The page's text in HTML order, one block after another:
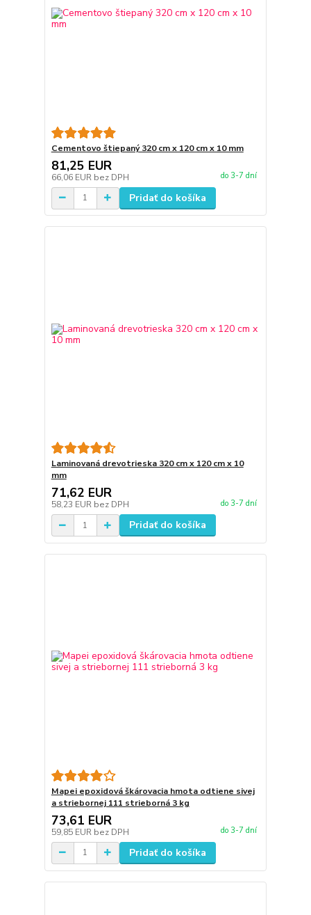
Cementovo štiepaný 320 cm x 120 cm x 10 mm
81,25 EUR
66,06 EUR bez DPH do 3-7 dní
Pridať do košíka
Laminovaná drevotrieska 320 cm x 120 cm x 10
mm
71,62 EUR
58,23 EUR bez DPH do 3-7 dní
Pridať do košíka
Mapei epoxidová škárovacia hmota odtiene sivej
a striebornej 111 strieborná 3 kg
73,61 EUR
59,85 EUR bez DPH do 3-7 dní
Pridať do košíka